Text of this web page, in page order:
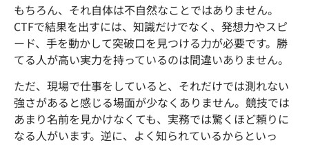
もちろん、それ自体は不自然なことではありません。
CTFで結果を出すには、知識だけでなく、発想力やスピ
ード、手を動かして突破口を見つける力が必要です。勝
てる人が高い実力を持っているのは間違いありません。
ただ、現場で仕事をしていると、それだけでは測れない
強さがあると感じる場面が少なくありません。競技では
あまり名前を見かけなくても、実務では驚くほど頼りに
なる人がいます。逆に、よく知られているからといっ